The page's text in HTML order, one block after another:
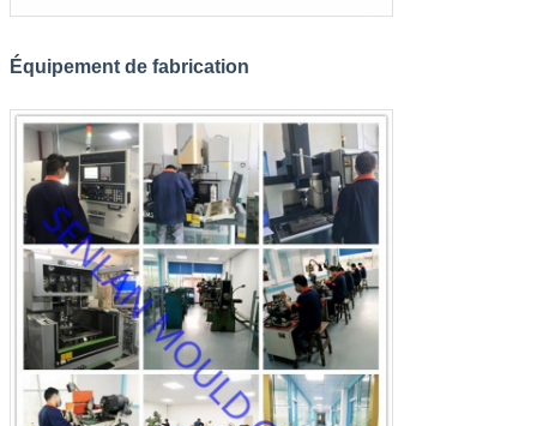
Équipement de fabrication